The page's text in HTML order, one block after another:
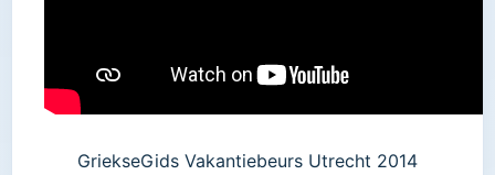
GriekseGids Vakantiebeurs Utrecht 2014